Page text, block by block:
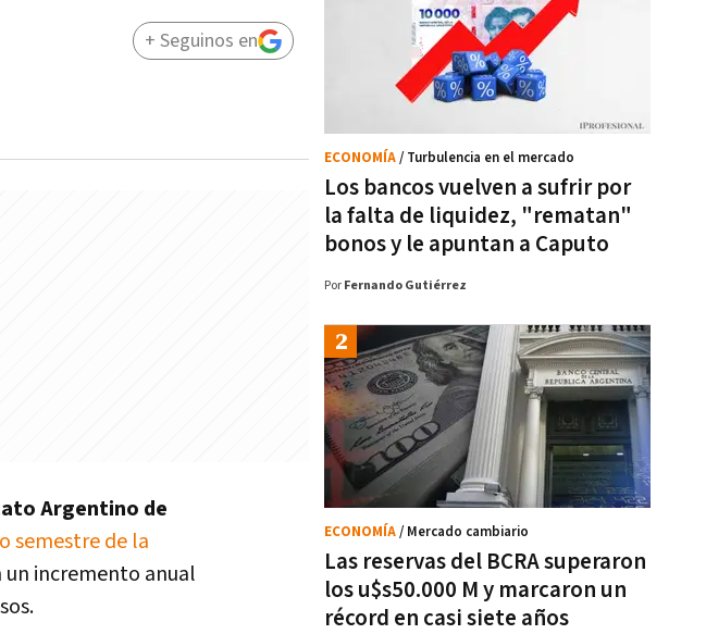
+ Seguinos en
Argentino de
semestre de la
un incremento anual
Los bancos vuelven a sufrir por
la falta de liquidez, "rematan"
bonos y le apuntan a Caputo
ECONOMÍA/ Turbulencia en el mercado
Por Fernando Gutiérrez
Las reservas del BCRA superaron
los u$s50.000 M y marcaron un
récord en casi siete años
ECONOMÍA/ Mercado cambiario